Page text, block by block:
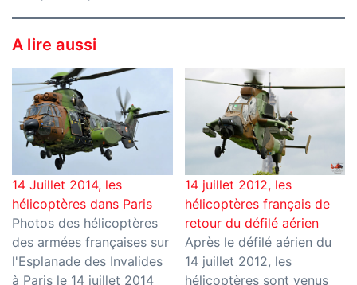
A lire aussi
14 Juillet 2014, les
hélicoptères dans Paris
Photos des hélicoptères
des armées françaises sur
l'Esplanade des Invalides
à Paris le 14 juillet 2014
14 juillet 2012, les
hélicoptères français de
retour du défilé aérien
Après le défilé aérien du
14 juillet 2012, les
hélicoptères sont venus